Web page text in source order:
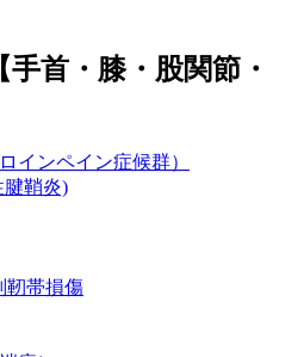
首・膝・股関節・
インペイン症候群）
腱鞘炎)
靭帯損傷